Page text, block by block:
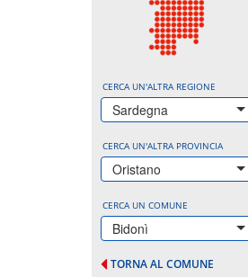
CERCA UN'ALTRA REGIONE
Sardegna
CERCA UN'ALTRA PROVINCIA
Oristano
CERCA UN COMUNE
Bidonì
TORNA AL COMUNE